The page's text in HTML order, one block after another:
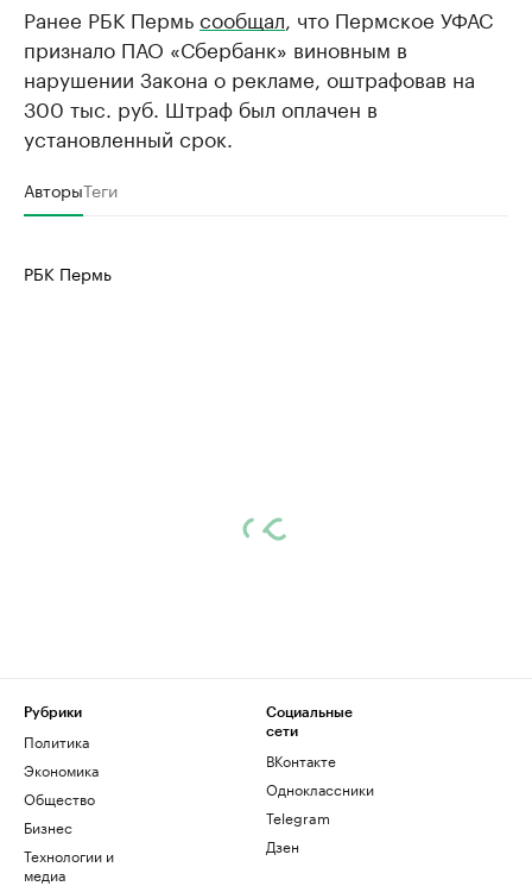
Ранее РБК Пермьсообщал , что Пермское УФАС
признало ПАО «Сбербанк» виновным в
нарушении Закона о рекламе, оштрафовав на
300 тыс. руб. Штраф был оплачен в
установленный срок.
АвторыТеги
РБК Пермь
Рубрики
Политика
Экономика
Общество
Бизнес
Технологии и
медиа
Социальные
сети
ВКонтакте
Одноклассники
Telegram
Дзен